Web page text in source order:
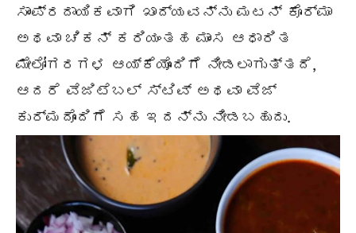
ಸಾಂಪ್ರದಾಯಿಕವಾಗಿ ಖಾದ್ಯವನ್ನು ಮಟನ್ ಕೊರ್ಮಾ
ಅಥವಾ ಚಿಕನ್ ಕರಿಯಂತಹ ಮಾಂಸ ಆಧಾರಿತ
ಮೇಲೋಗರಗಳ ಆಯ್ಕೆಯೊಂದಿಗೆ ನೀಡಲಾಗುತ್ತದೆ,
ಆದರೆ ವೆಜಿಟೆಬಲ್ ಸ್ಟಿವ್ ಅಥವಾ ವೆಜ್
ಕುರ್ಮದೊಂದಿಗೆ ಸಹ ಇದನ್ನು ನೀಡಬಹುದು.